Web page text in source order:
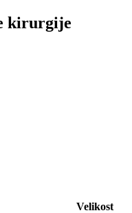
kirurgije
Velikost